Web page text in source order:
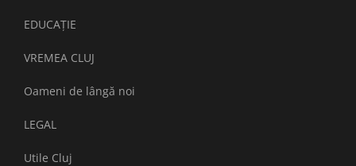
EDUCAȚIE
VREMEA CLUJ
Oameni de lângă noi
LEGAL
Utile Cluj